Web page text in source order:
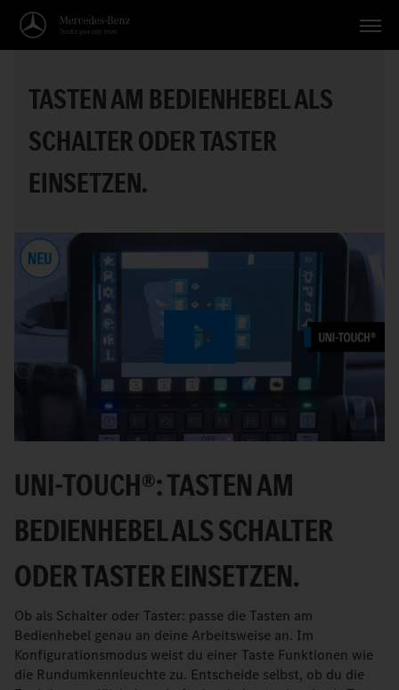
Anwendungen
Themen
Service
Suche
Deutsch
TASTEN AM BEDIENHEBEL ALS
SCHALTER ODER TASTER
EINSETZEN.
Play
Video
UNI-TOUCH®: TASTEN AM
BEDIENHEBEL ALS SCHALTER
ODER TASTER EINSETZEN.
Ob als Schalter oder Taster: passe die Tasten am
Bedienhebel genau an deine Arbeitsweise an. Im
Konfigurationsmodus weist du einer Taste Funktionen wie
die Rundumkennleuchte zu. Entscheide selbst, ob du die